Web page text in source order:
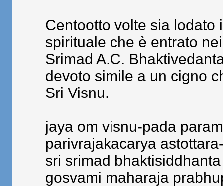
Centootto volte sia lodato
spirituale che è entrato
Srimad A.C.
devoto simile a un cigno
Sri Visnu.
jaya om visnu-pada
parivrajakacarya
sri srimad
gosvami maharaja